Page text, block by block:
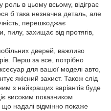
в цьому всьому, відіграє
б така незначна деталь, але
перешкоджає
пилу, захищає від протягів,
дверей, важливо
Перш за все, потрібно
для вашої моделі авто,
якісний захист. Також слід
з найкращих варіантів буде
високим показником
що надалі відмінно покаже